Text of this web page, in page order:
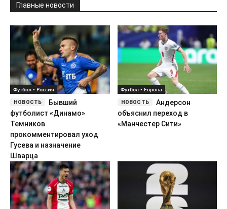
Главные новости
Футбол • Россия
Бывший
футболист «Динамо»
Темников
прокомментировал уход
Гусева и назначение
Шварца
Футбол • Европа
Андерсон
объяснил переход в
«Манчестер Сити»